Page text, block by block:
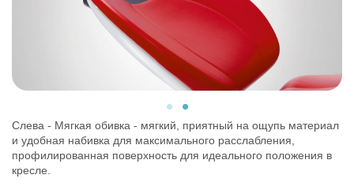
Слева - Мягкая обивка - мягкий, приятный на ощупь материал
и удобная набивка для максимального расслабления,
профилированная поверхность для идеального положения в
кресле.